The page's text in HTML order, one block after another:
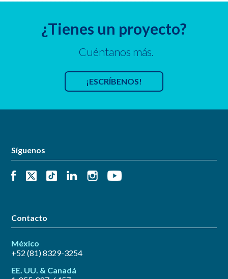
¿Tienes un proyecto?
Cuéntanos más.
¡ESCRÍBENOS!
Síguenos
Contacto
México
+52 (81) 8329-3254
EE. UU. & Canadá